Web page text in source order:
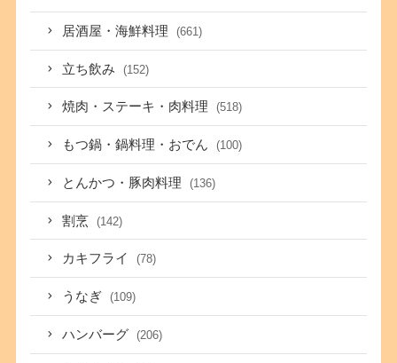
居酒屋・海鮮料理 (661)
立ち飲み (152)
焼肉・ステーキ・肉料理 (518)
もつ鍋・鍋料理・おでん (100)
とんかつ・豚肉料理 (136)
割烹 (142)
カキフライ (78)
うなぎ (109)
ハンバーグ (206)